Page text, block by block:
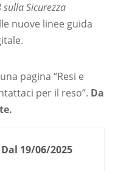
Sicurezza
nuove linee guida
pagina “Resi e
per il reso”. Da
Dal 19/06/2025